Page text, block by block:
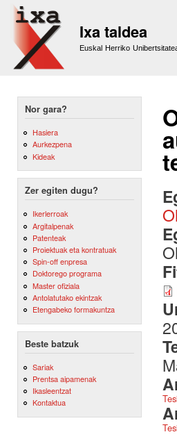
Ixa taldea
Euskal Herriko
Nor gara?
Hasiera
Aurkezpena
Kideak
Zer egiten dugu?
Ikerlerroak
Argitalpenak
Patenteak
Proiektuak eta kontratuak
Spin-off enpresa
Doktorego programa
Master ofiziala
Antolatutako ekintzak
Etengabeko formakuntza
Beste batzuk
Sariak
Prentsa aipamenak
Ikasleentzat
Kontaktua